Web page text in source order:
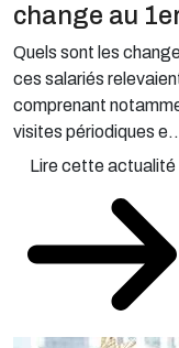
change au
Quels sont les
ces salariés
comprenant
visites périodiques
Lire cette actualité